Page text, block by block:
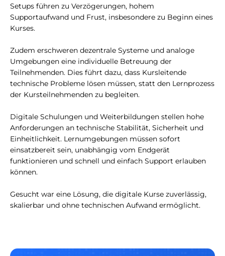
Setups führen zu Verzögerungen, hohem
Supportaufwand und Frust, insbesondere zu Beginn eines
Kurses.
Zudem erschweren dezentrale Systeme und analoge
Umgebungen eine individuelle Betreuung der
Teilnehmenden. Dies führt dazu, dass Kursleitende
technische Probleme lösen müssen, statt den Lernprozess
der Kursteilnehmenden zu begleiten.
Digitale Schulungen und Weiterbildungen stellen hohe
Anforderungen an technische Stabilität, Sicherheit und
Einheitlichkeit. Lernumgebungen müssen sofort
einsatzbereit sein, unabhängig vom Endgerät
funktionieren und schnell und einfach Support erlauben
können.
Gesucht war eine Lösung, die digitale Kurse zuverlässig,
skalierbar und ohne technischen Aufwand ermöglicht.